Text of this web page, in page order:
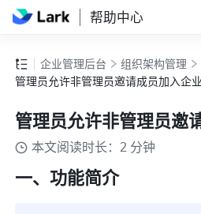
帮助中心
企业管理后台 组织架构管理
管理员允许非管理员邀请成员加入企
管理员允许非管理员邀
本文阅读时长：2 分钟
一、功能简介